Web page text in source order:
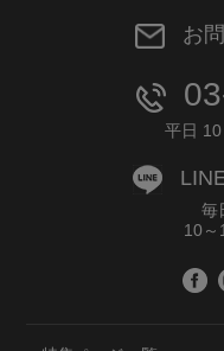
お
平日
毎
10～